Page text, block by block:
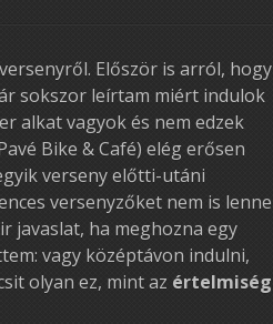
Először is arról, hogy
sokszor leírtam miért indulok
alkat vagyok és nem edzek
Bike & Café) elég erősen
verseny előtti-utáni
versenyzőket nem is lenne
javaslat, ha meghozna egy
vagy középtávon indulni,
olyan ez, mint az értelmiség